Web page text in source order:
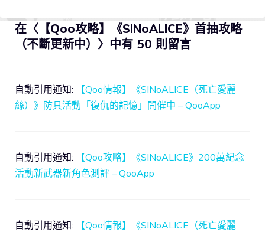
在〈【Qoo攻略】《SINoALICE》首抽攻略
（不斷更新中）〉中有 50 則留言
自動引用通知:
【Qoo情報】《SINoALICE（死亡愛麗
絲）》防具活動「復仇的記憶」開催中 – QooApp
自動引用通知:
【Qoo攻略】《SINoALICE》200萬紀念
活動新武器新角色測評 – QooApp
自動引用通知:
【Qoo情報】《SINoALICE（死亡愛麗